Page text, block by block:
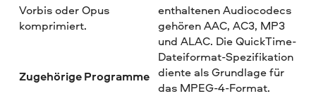
Vorbis oder Opus
komprimiert.
Zugehörige Programme
enthaltenen Audiocodecs
gehören AAC, AC3, MP3
und ALAC. Die QuickTime-
Dateiformat-Spezifikation
diente als Grundlage für
das MPEG-4-Format.